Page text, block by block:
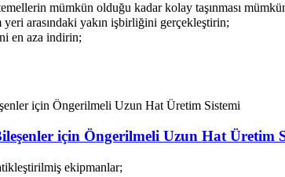
mümkün olduğu kadar kolay taşınması
arasındaki yakın işbirliğini gerçekleştirin;
en aza indirin;
için Öngerilmeli Uzun Hat Üretim
ekipmanlar;